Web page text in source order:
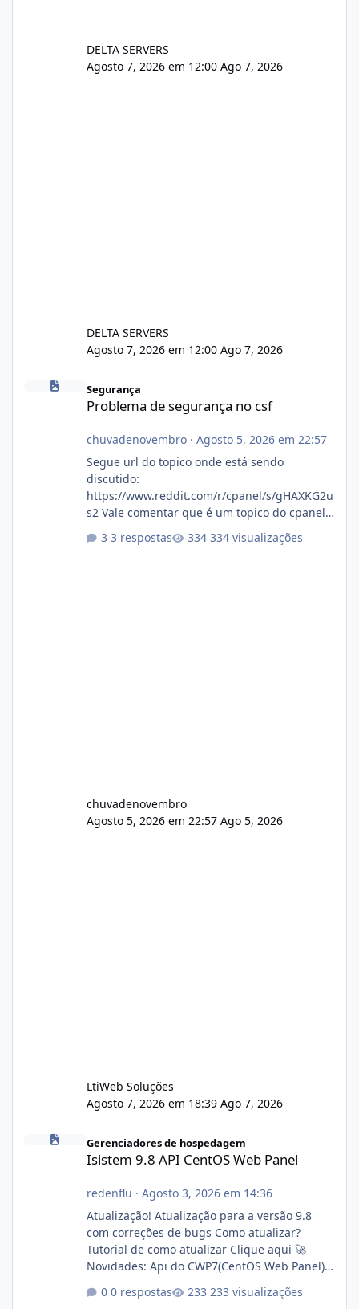
DELTA SERVERS
Agosto 7, 2026 em 12:00 Ago 7, 2026
DELTA SERVERS
Agosto 7, 2026 em 12:00 Ago 7, 2026
Problema de segurança no csf
Segurança
Problema de segurança no csf
chuvadenovembro· Agosto 5, 2026 em 22:57
Segue url do topico onde está sendo
discutido:
https://www.reddit.com/r/cpanel/s/gHAXKG2u
s2 Vale comentar que é um topico do cpanel...
Não sei como ta a pegada no da.
3 respostas 334 visualizações
chuvadenovembro
Agosto 5, 2026 em 22:57 Ago 5, 2026
LtiWeb Soluções
Agosto 7, 2026 em 18:39 Ago 7, 2026
Isistem 9.8 API CentOS Web Panel
Gerenciadores de hospedagem
Isistem 9.8 API CentOS Web Panel
redenflu · Agosto 3, 2026 em 14:36
Atualização! Atualização para a versão 9.8
com correções de bugs Como atualizar?
Tutorial de como atualizar Clique aqui 🚀
Novidades: Api do CWP7(CentOS Web Panel)
autorizado a usasr o isistem:
0 respostas 233 visualizações